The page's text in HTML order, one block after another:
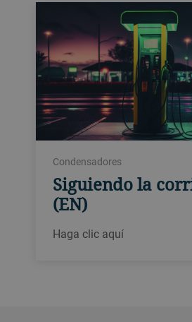
Condensadores
Siguiendo la
(EN)
Haga clic aquí